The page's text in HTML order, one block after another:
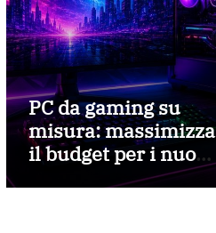
PC da gaming su
misura: massimizza
il budget per i nuovi